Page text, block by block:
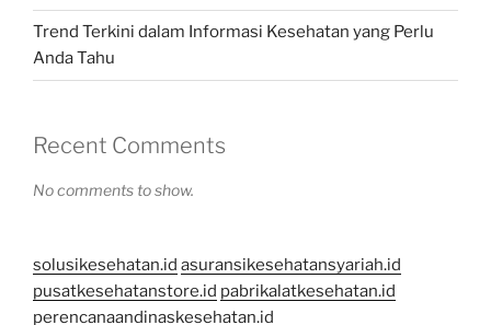
Trend Terkini dalam Informasi Kesehatan yang Perlu
Anda Tahu
Recent Comments
No comments to show.
solusikesehatan.id asuransikesehatansyariah.id
pusatkesehatanstore.id pabrikalatkesehatan.id
perencanaandinaskesehatan.id